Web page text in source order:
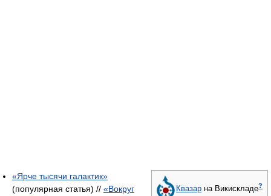
Квазар на Викискладе?
«Ярче тысячи галактик»
(популярная статья) // «Вокруг